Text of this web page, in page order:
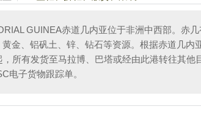
GUINEA赤道几内亚位于非洲中西部。赤几
黄金、铝矾土、锌、钻石等资源。根据赤道几内
，所有发货至马拉博、巴塔或经由此港转往其他
电子货物跟踪单。